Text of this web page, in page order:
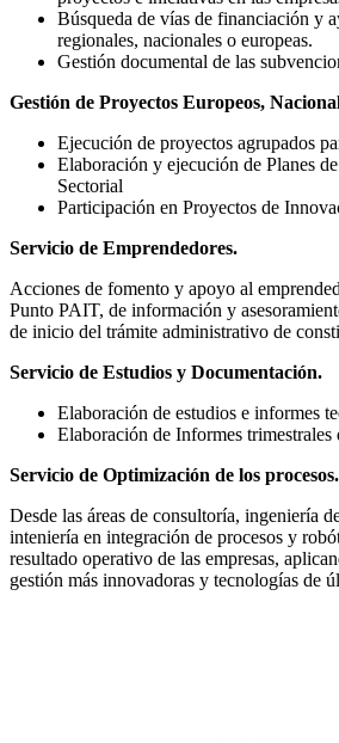
Búsqueda de vías de financiación y
regionales, nacionales o europeas.
Gestión documental de las
Gestión de Proyectos Europeos,
Ejecución de proyectos agrupados
Elaboración y ejecución de Planes
Sectorial
Participación en Proyectos de
Servicio de Emprendedores.
Acciones de fomento y apoyo al
Punto PAIT, de información y
de inicio del trámite administrativo de
Servicio de Estudios y Documentación.
Elaboración de estudios e informes
Elaboración de Informes trimestrales
Servicio de Optimización de los procesos.
Desde las áreas de consultoría, ingeniería
inteniería en integración de procesos y
resultado operativo de las empresas,
gestión más innovadoras y tecnologías de